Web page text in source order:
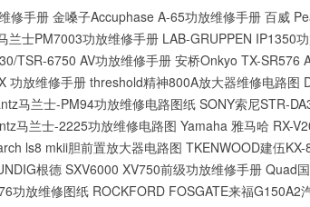
修手册 金嗓子Accuphase A-65功放维修手册 百威
兰士PM7003功放维修手册 LAB-GRUPPEN IP1350
TSR-6750 AV功放维修手册 安桥Onkyo TX-SR576
功放维修手册 threshold精神800A放大器维修电路图
马兰士-PM94功放维修电路图纸 SONY索尼STR-
马兰士-2225功放维修电路图 Yamaha 雅马哈 RX-
ls8 mkii胆前置放大器电路图 TKENWOOD建伍
根德 SXV6000 XV750前级功放维修手册 Quad
功放维修图纸 ROCKFORD FOSGATE来福G150A2